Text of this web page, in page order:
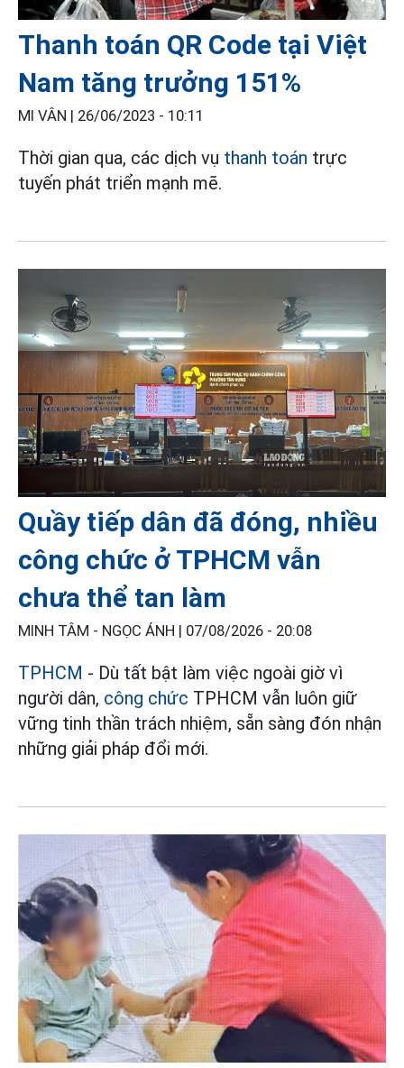
Thanh toán QR Code tại Việt
Nam tăng trưởng 151%
MI VÂN | 26/06/2023 - 10:11
Thời gian qua, các dịch vụ thanh toán trực
tuyến phát triển mạnh mẽ.
Quầy tiếp dân đã đóng, nhiều
công chức ở TPHCM vẫn
chưa thể tan làm
MINH TÂM - NGỌC ÁNH | 07/08/2026 - 20:08
TPHCM - Dù tất bật làm việc ngoài giờ vì
người dân, công chức TPHCM vẫn luôn giữ
vững tinh thần trách nhiệm, sẵn sàng đón nhận
những giải pháp đổi mới.